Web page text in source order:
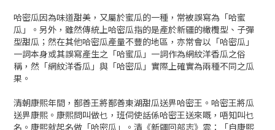
哈密瓜因為味道甜美，又屬於蜜瓜的一種，常被誤寫為「哈蜜
瓜」。另外，雖然傳統上哈密瓜指的是產於新疆的橄欖型、子彈
型甜瓜；然在其他哈密瓜產量不豐的地區，亦常會以「哈密瓜」
一詞本身或其誤寫產生之「哈蜜瓜」一詞作為網紋洋香瓜之俗
稱，然「網紋洋香瓜」與「哈密瓜」實際上確實為兩種不同之瓜
果。
清朝康熙年間，鄯善王將鄯善東湖甜瓜送畀哈密王。哈密王將瓜
送畀康熙。康熙問叫做乜，班伺使話係哈密王送來嘅，唔知叫乜
名。康熙就起名做「哈密瓜」。清《新疆回部志》雲：「自康熙